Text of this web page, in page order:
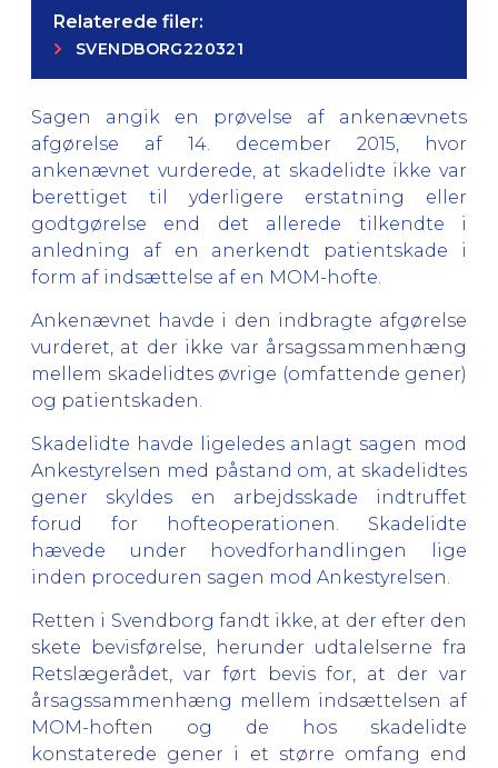
Relaterede filer:
SVENDBORG220321
Sagen angik en prøvelse af ankenævnets
afgørelse af 14. december 2015, hvor
ankenævnet vurderede, at skadelidte ikke var
berettiget til yderligere erstatning eller
godtgørelse end det allerede tilkendte i
anledning af en anerkendt patientskade i
form af indsættelse af en MOM-hofte.
Ankenævnet havde i den indbragte afgørelse
vurderet, at der ikke var årsagssammenhæng
mellem skadelidtes øvrige (omfattende gener)
og patientskaden.
Skadelidte havde ligeledes anlagt sagen mod
Ankestyrelsen med påstand om, at skadelidtes
gener skyldes en arbejdsskade indtruffet
forud for hofteoperationen. Skadelidte
hævede under hovedforhandlingen lige
inden proceduren sagen mod Ankestyrelsen.
Retten i Svendborg fandt ikke, at der efter den
skete bevisførelse, herunder udtalelserne fra
Retslægerådet, var ført bevis for, at der var
årsagssammenhæng mellem indsættelsen af
MOM-hoften og de hos skadelidte
konstaterede gener i et større omfang end